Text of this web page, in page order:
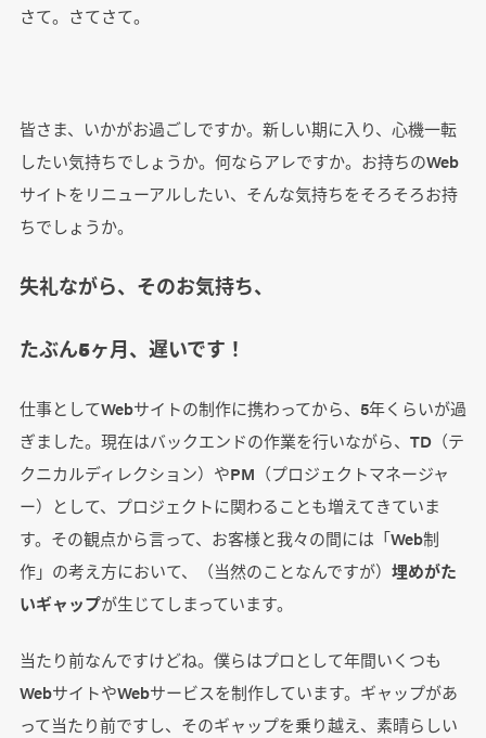
さて。さてさて。
皆さま、いかがお過ごしですか。新しい期に入り、心機一転
したい気持ちでしょうか。何ならアレですか。お持ちのWeb
サイトをリニューアルしたい、そんな気持ちをそろそろお持
ちでしょうか。
失礼ながら、そのお気持ち、
たぶん5ヶ月、遅いです！
仕事としてWebサイトの制作に携わってから、5年くらいが過
ぎました。現在はバックエンドの作業を行いながら、TD（テ
クニカルディレクション）やPM（プロジェクトマネージャ
ー）として、プロジェクトに関わることも増えてきていま
す。その観点から言って、お客様と我々の間には「Web制
作」の考え方において、（当然のことなんですが） 埋めがた
いギャップが生じてしまっています。
当たり前なんですけどね。僕らはプロとして年間いくつも
WebサイトやWebサービスを制作しています。ギャップがあ
って当たり前ですし、そのギャップを乗り越え、素晴らしい